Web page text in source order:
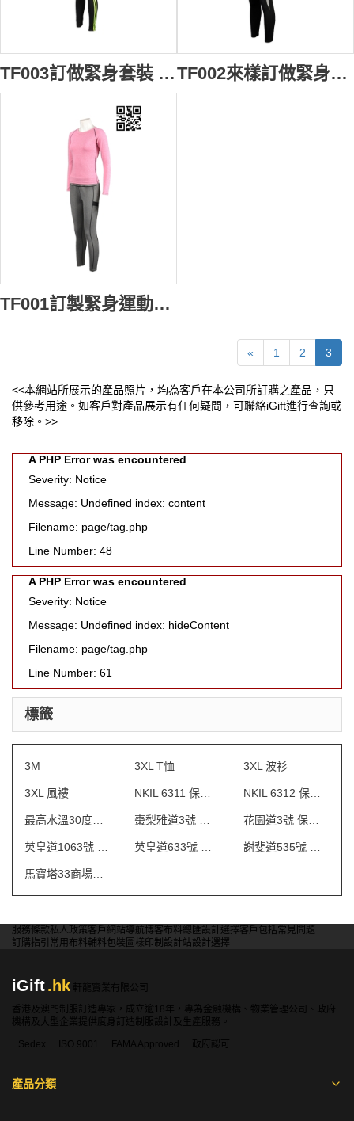
TF003訂做緊身套裝 自製運動套裝 訂購團體緊身運動服 修身運動裝服務中心 運動套裝批發 TF002來樣訂做緊身套裝 度身訂製運動套裝 自製班服運動裝 跑步緊身運動裝供應商HK
TF001訂製緊身運動套裝 設計女裝運動服 訂購團體跑步運動服 訂做緊身運動衫專門店HK
« 1 2 3
<<本網站所展示的產品照片，均為客戶在本公司所訂購之產品，只
供參考用途。如客戶對產品展示有任何疑問，可聯絡iGift進行查詢或
移除。>>
A PHP Error was encountered
Severity: Notice
Message: Undefined index: content
Filename: page/tag.php
Line Number: 48
A PHP Error was encountered
Severity: Notice
Message: Undefined index: hideContent
Filename: page/tag.php
Line Number: 61
標籤
3M 3XL T恤 3XL 波衫
3XL 風褸 NKIL 6311 保安制服
服務條款私人政策客戶 網站導航博客布料總匯設計選擇客戶包括常見問題
訂購指引 常用布料輔料包裝 圖樣印制 設計站設計選擇
iGift.hk
軒龍實業有限公司
香港及澳門制服訂造專家，成立逾18年，專為金融機構、物業管理公司、政府
機構及大型企業提供度身訂造制服設計及生產服務。
Sedex
ISO 9001 FAMA Approved 政府認可
產品分類